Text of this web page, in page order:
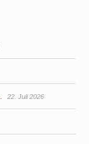
22. Juli 2026